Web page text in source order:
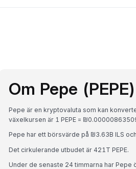
Om Pepe (PEPE)
Pepe är en kryptovaluta som kan
växelkursen är 1 PEPE =
Pepe har ett börsvärde på ₪3.63B ILS
Det cirkulerande utbudet är 421T PEPE.
Under de senaste 24 timmarna har Pepe